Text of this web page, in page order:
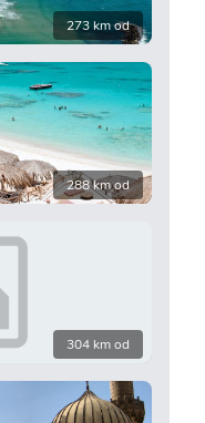
273 km od
288 km od
304 km od